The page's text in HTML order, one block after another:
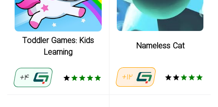
Nameless Cat
12+
Toddler Games: Kids
Learning
4+